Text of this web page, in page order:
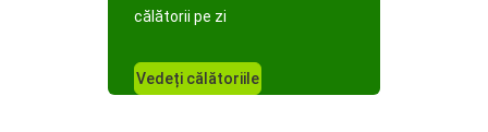
călătorii pe zi
Vedeți călătoriile